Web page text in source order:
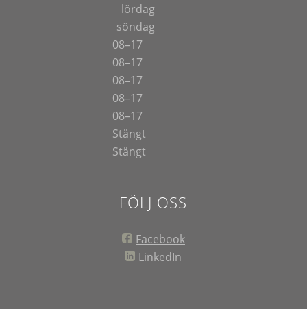
lördag
söndag
08–17
08–17
08–17
08–17
08–17
Stängt
Stängt
FÖLJ OSS
Facebook
LinkedIn